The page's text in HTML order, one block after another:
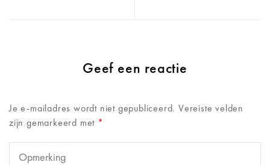
Geef een reactie
Je e-mailadres wordt niet gepubliceerd. Vereiste velden
zijn gemarkeerd met *